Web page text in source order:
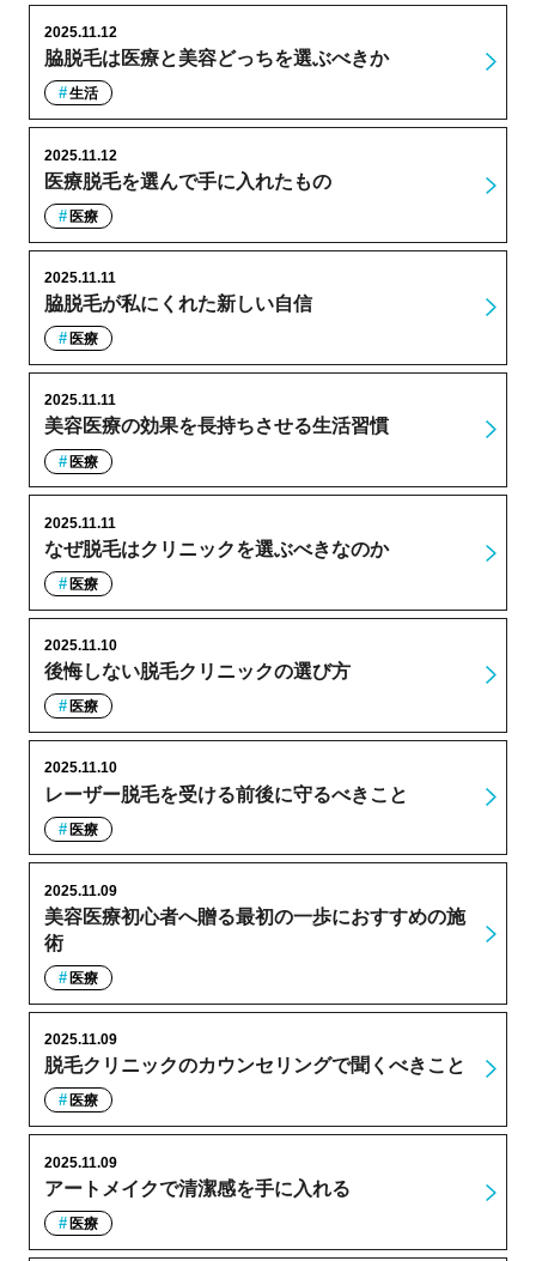
脇脱毛は医療と美容どっちを選ぶべきか
2025.11.12
生活
医療脱毛を選んで手に入れたもの
2025.11.12
医療
脇脱毛が私にくれた新しい自信
2025.11.11
医療
美容医療の効果を長持ちさせる生活習慣
2025.11.11
医療
なぜ脱毛はクリニックを選ぶべきなのか
2025.11.11
医療
後悔しない脱毛クリニックの選び方
2025.11.10
医療
レーザー脱毛を受ける前後に守るべきこと
2025.11.10
医療
美容医療初心者へ贈る最初の一歩におすすめの施
術
2025.11.09
医療
脱毛クリニックのカウンセリングで聞くべきこと
2025.11.09
医療
アートメイクで清潔感を手に入れる
2025.11.09
医療